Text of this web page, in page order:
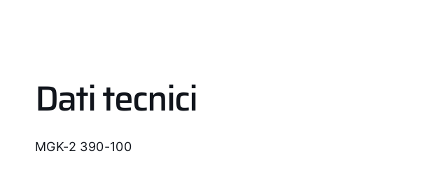
Dati tecnici
MGK-2 390-100